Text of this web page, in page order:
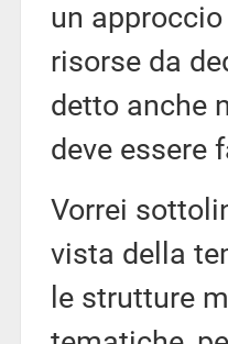
un
risorse da
detto anche
deve essere
Vorrei
vista della
le strutture